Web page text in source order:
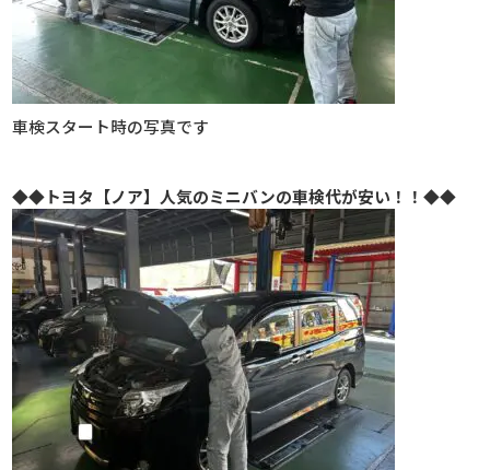
車検スタート時の写真です
◆◆トヨタ 【ノア】人気のミニバンの車検代が安い ！！◆◆